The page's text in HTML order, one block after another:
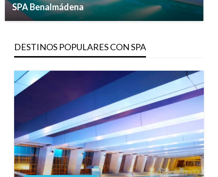
SPA Benalmádena
DESTINOS POPULARES CON SPA